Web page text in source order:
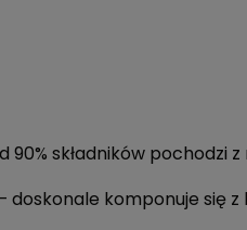
90% składników pochodzi
doskonale komponuje się